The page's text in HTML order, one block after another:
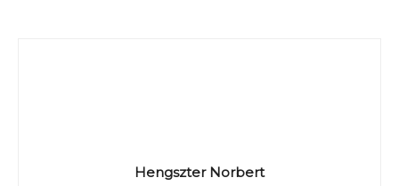
Hengszter Norbert